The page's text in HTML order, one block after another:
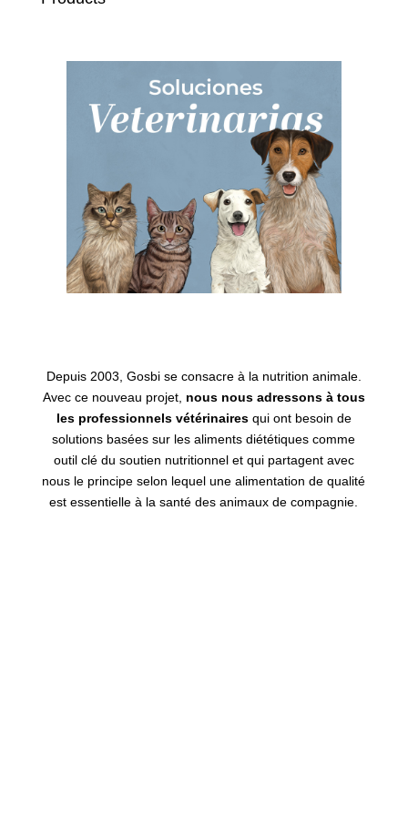
Depuis 2003, Gosbi se consacre à la nutrition animale.
Avec ce nouveau projet, nous nous adressons à tous
les professionnels vétérinaires qui ont besoin de
solutions basées sur les aliments diététiques comme
outil clé du soutien nutritionnel et qui partagent avec
nous le principe selon lequel une alimentation de qualité
est essentielle à la santé des animaux de compagnie.